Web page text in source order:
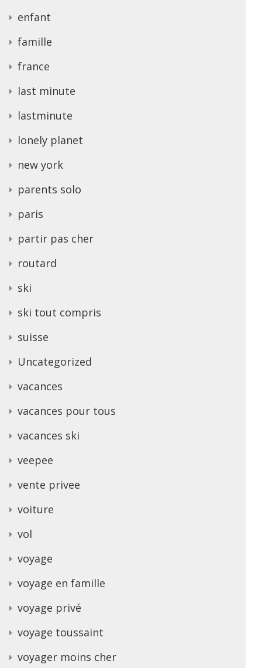
enfant
famille
france
last minute
lastminute
lonely planet
new york
parents solo
paris
partir pas cher
routard
ski
ski tout compris
suisse
Uncategorized
vacances
vacances pour tous
vacances ski
veepee
vente privee
voiture
vol
voyage
voyage en famille
voyage privé
voyage toussaint
voyager moins cher